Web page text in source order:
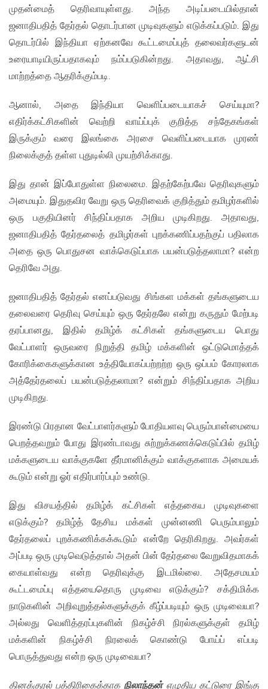
முதன்மைத் தெரிவாயுள்ளது. அந்த அடிப்படையில்தான்
ஜனாதிபதித் தேர்தல் தொடர்பான முடிவுகளும் எடுக்கப்படும். இது
தொடர்பில் இந்தியா ஏற்கனவே கூட்டமைப்புத் தலைவர்களுடன்
உரையாடியிருப்பதாகவும் நம்ப்படுகின்றது. அதாவது, ஆட்சி
மாற்றத்தை ஆதரிக்கும்படி.
ஆனால், அதை இந்தியா வெளிப்படையாகச் செய்யுமா?
எதிர்க்கட்சிகளின் வெற்றி வாய்ப்புக் குறித்த சந்தேகங்கள்
இருக்கும் வரை இலங்கை அரசை வெளிப்படையாக முரண்
நிலைக்குத் தள்ள புதுடில்லி முயற்சிக்காது.
இது தான் இப்போதுள்ள நிலைமை. இதற்கேற்பவே தெரிவுகளும்
அமையும். இதுதவிர வேறு ஒரு தெரிவைக் குறித்தும் தமிழர்களில்
ஒரு பகுதியினர் சிந்திப்பதாக அறிய முடிகிறது. அதாவது,
ஜனாதிபதித் தேர்தலைத் தமிழர்கள் புறக்கணிப்பதற்குப் பதிலாக
அதை ஒரு பொதுசன வாக்கெடுப்பாக பயன்படுத்தலாமா? என்ற
தெரிவே அது.
ஜனாதிபதித் தேர்தல் எனப்படுவது சிங்கள மக்கள் தங்களுடைய
தலைவரை தெரிவு செய்யும் ஒரு தேர்தலே என்று கருதும் மேற்படி
தரப்பானது, இதில் தமிழ்க் கட்சிகள் தங்களுடைய பொது
வேட்பாளர் ஒருவரை நிறுத்தி தமிழ் மக்களின் ஒட்டுமொத்தக்
கோரிக்கைகளுக்கான உத்தியோகப்பற்றற்ற ஒரு ஒப்பம் கோரலாக
அத்தேர்தலைப் பயன்படுத்தலாமா? என்றும் சிந்திப்பதாக அறிய
முடிகிறது.
இரண்டு பிரதான வேட்பாளர்களும் போதியளவு பெரும்பான்மையை
பெறத்தவறும் போது இரண்டாவது சுற்றுக்கணக்கெடுப்பில் தமிழ்
மக்களுடைய வாக்குகளே தீர்மானிக்கும் வாக்குகளாக அமையக்
கூடும் என்று ஓர் எதிர்பார்ப்பும் உண்டு.
இது விசயத்தில் தமிழ்க் கட்சிகள் எத்தகைய முடிவுகளை
எடுக்கும்? தமிழ்த் தேசிய மக்கள் முன்னணி பெரும்பாலும்
தேர்தலைப் புறக்கணிக்கக்கூடும் என்றே தெரிகிறது. அவர்கள்
அப்படி ஒரு முடிவெடுத்தால் அதன் பின் தேர்தலை வேறுவிதமாகக்
கையாள்வது என்ற தெரிவுக்கு இடமில்லை. அதேசமயம்
கூட்டமைப்பு எத்தயைதொரு முடிவை எடுக்கும்? சக்திமிக்க
நாடுகளின் அறிவுறுத்தல்களுக்குக் கீழ்ப்படியும் ஒரு முடிவையா?
அல்லது வெளித்தரப்புகளின் நிகழ்ச்சி நிரல்களுக்குள் தமிழ்
மக்களின் நிகழ்ச்சி நிரலைக் கொண்டு போய்ப் எப்படி
பொருத்துவது என்ற ஒரு முடிவையா?
தினக்குரல் பத்திரிகைக்காக நிலாந்தன்எழுதிய கட்டுரை இங்கு